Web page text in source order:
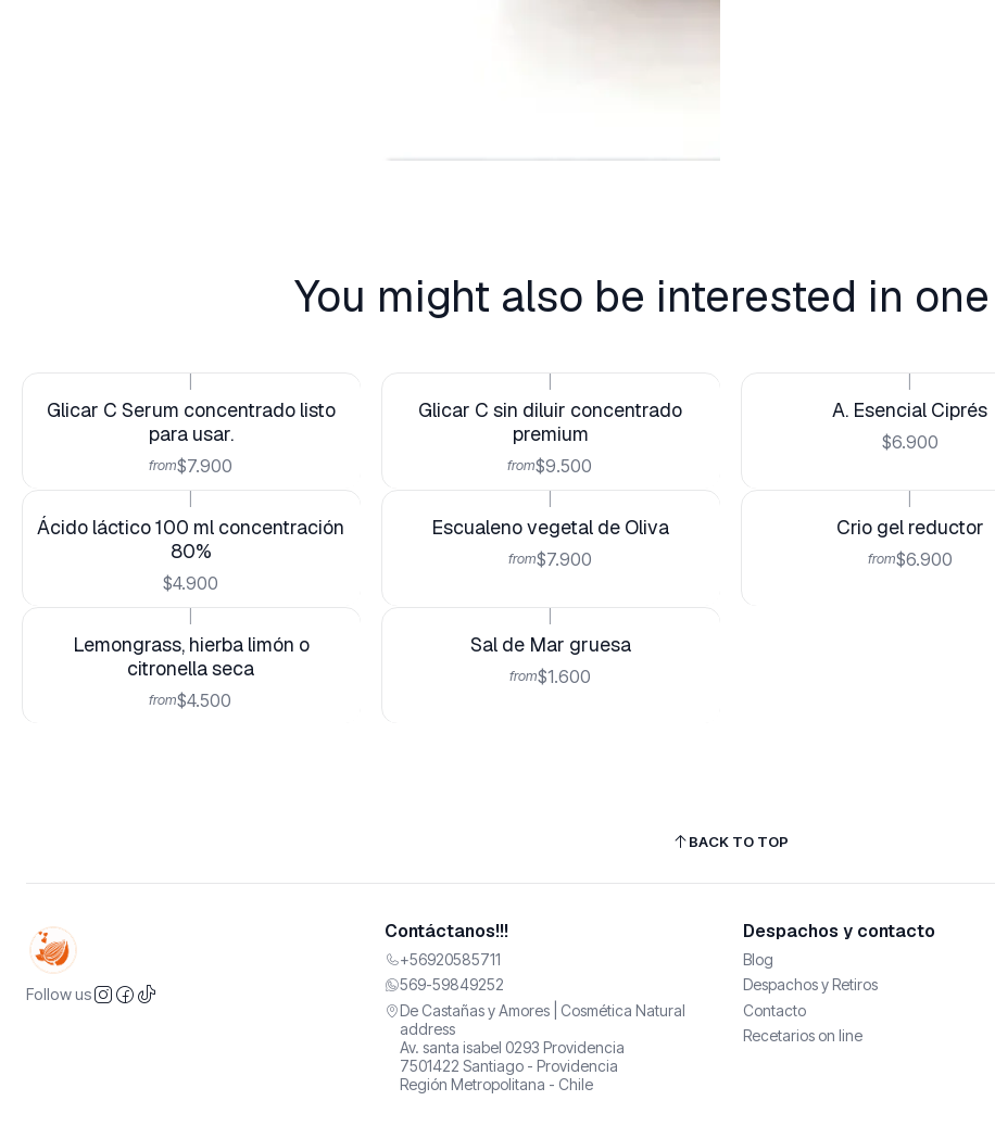
You might also be interested in
Glicar C Serum concentrado listo
para usar.
from$7.900
Glicar C sin diluir concentrado
premium
from$9.500
A. Esencial Ciprés
$6.900
Ácido láctico 100 ml concentración
80%
$4.900
Escualeno vegetal de Oliva
from$7.900
Crio gel reductor
from$6.900
Lemongrass, hierba limón o
citronella seca
from$4.500
Sal de Mar gruesa
from$1.600
BACK TO TOP
Follow us
Contáctanos!!!
+56920585711
569-59849252
De Castañas y Amores | Cosmética Natural
address
Av. santa isabel 0293 Providencia
7501422 Santiago - Providencia
Región Metropolitana - Chile
Despachos y contacto
Blog
Despachos y Retiros
Contacto
Recetarios on line